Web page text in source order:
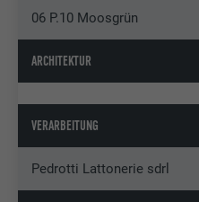
06 P.10 Moosgrün
ARCHITEKTUR
VERARBEITUNG
Pedrotti Lattonerie sdrl